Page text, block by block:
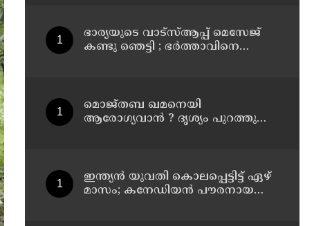
ഭാര്യയുടെ വാട്സ്ആപ്പ് മെസേജ്
കണ്ടു ഞെട്ടി ; ഭര്‍ത്താവിനെ
യുവതിയും സുഹൃത്തും ഒളിവില്‍
മൊജ്തബ ഖമനെയി
ആരോഗ്യവാന്‍ ? ദൃശ്യം പുറത്തുവിട്ട്
ഇന്ത്യന്‍ യുവതി കൊലപ്പെട്ടിട്ട് ഏഴ്
മാസം; കനേഡിയന്‍ പൗരനായ